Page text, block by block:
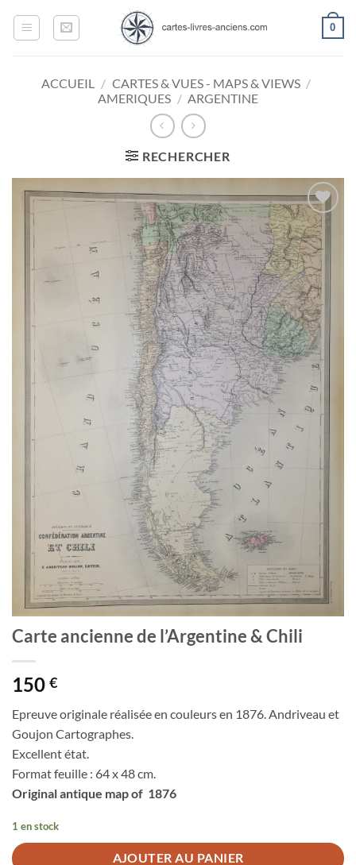
0
ACCUEIL / CARTES & VUES - MAPS & VIEWS /
AMERIQUES / ARGENTINE
RECHERCHER
Ajouter
à la
wishlist
Carte ancienne de l’Argentine & Chili
150 €
Epreuve originale réalisée en couleurs en 1876. Andriveau et
Goujon Cartographes.
Excellent état.
Format feuille : 64 x 48 cm.
Original antique map of 1876
1 en stock
AJOUTER AU PANIER